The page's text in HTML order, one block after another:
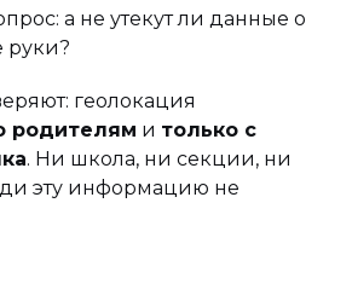
а не утекут ли данные о
руки?
геолокация
родителям и только с
. Ни школа, ни секции, ни
эту информацию не